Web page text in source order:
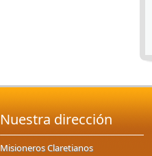
Nuestra dirección
Misioneros Claretianos